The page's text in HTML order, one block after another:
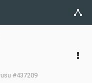
#437209